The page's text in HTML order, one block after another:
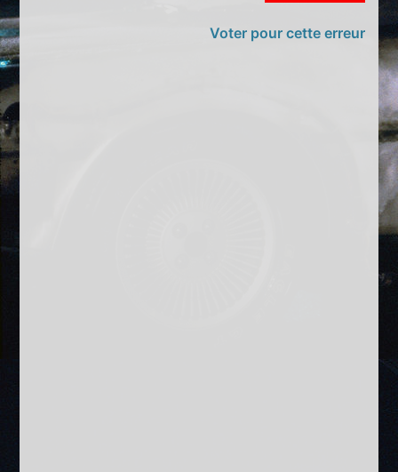
Voter pour cette erreur